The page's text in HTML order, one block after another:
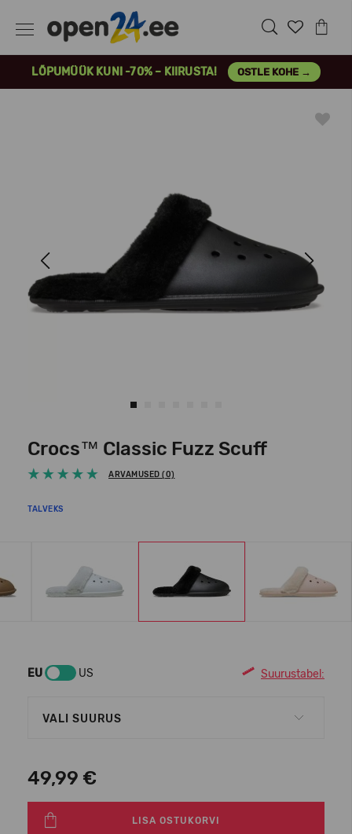
LÕPUMÜÜK KUNI -70% – KIIRUSTA! OSTLE KOHE →
Next
Crocs™ Classic Fuzz Scuff
ARVAMUSED (0)
TALVEKS
EU US Suurustabel:
VALI SUURUS
49,99 €
LISA OSTUKORVI